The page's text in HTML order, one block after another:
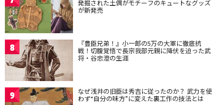
発掘された土偶がモチーフのキュートなグッズ
が新発売
8 『豊臣兄弟！』小一郎の5万の大軍に徹底抗
戦！切腹覚悟で長宗我部元親に降伏を迫った武
将・谷忠澄の生涯
9 なぜ浅井の旧臣は秀吉に従ったのか？ 武力を使
わず“自分の味方”に変えた裏工作の技法とは